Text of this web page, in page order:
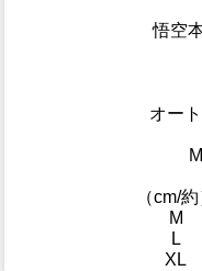
悟空
オー
（cm/約
M
L
XL